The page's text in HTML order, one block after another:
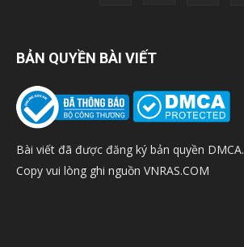
BẢN QUYỀN BÀI VIẾT
Bài viết đã được đăng ký bản quyền DMCA.
Copy vui lòng ghi nguồn VNRAS.COM